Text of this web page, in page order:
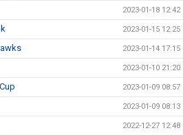
2023-01-18 12:42
2023-01-15 12:25
2023-01-14 17:15
2023-01-10 21:20
2023-01-09 08:57
2023-01-09 08:13
2022-12-27 12:48